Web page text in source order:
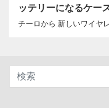
ッテリーになるケー
チーロから 新しいワイヤ